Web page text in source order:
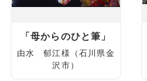
「母からのひと筆」
由水 郁江様（石川県金
沢市）